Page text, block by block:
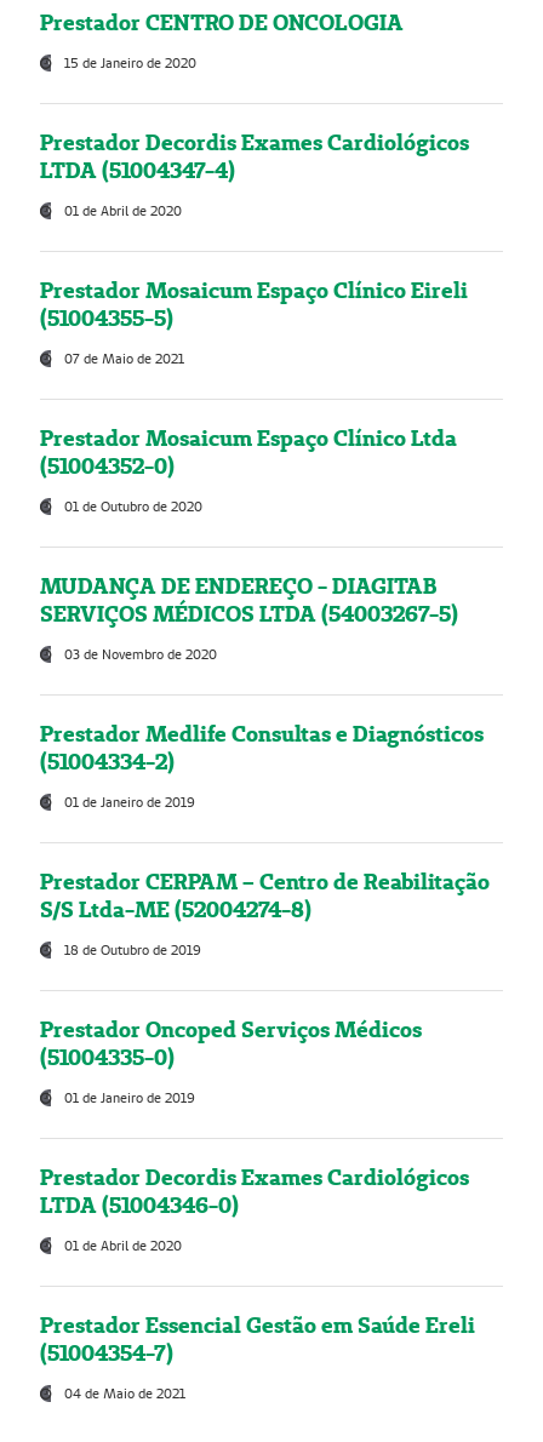
Prestador CENTRO DE ONCOLOGIA
15 de Janeiro de 2020
Prestador Decordis Exames Cardiológicos
LTDA (51004347-4)
01 de Abril de 2020
Prestador Mosaicum Espaço Clínico Eireli
(51004355-5)
07 de Maio de 2021
Prestador Mosaicum Espaço Clínico Ltda
(51004352-0)
01 de Outubro de 2020
MUDANÇA DE ENDEREÇO - DIAGITAB
SERVIÇOS MÉDICOS LTDA (54003267-5)
03 de Novembro de 2020
Prestador Medlife Consultas e Diagnósticos
(51004334-2)
01 de Janeiro de 2019
Prestador CERPAM – Centro de Reabilitação
S/S Ltda-ME (52004274-8)
18 de Outubro de 2019
Prestador Oncoped Serviços Médicos
(51004335-0)
01 de Janeiro de 2019
Prestador Decordis Exames Cardiológicos
LTDA (51004346-0)
01 de Abril de 2020
Prestador Essencial Gestão em Saúde Ereli
(51004354-7)
04 de Maio de 2021